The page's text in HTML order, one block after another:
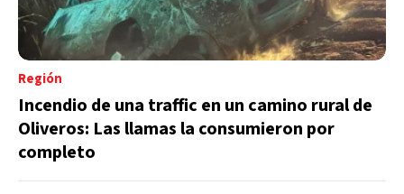
Región
Incendio de una traffic en un camino rural de
Oliveros: Las llamas la consumieron por
completo